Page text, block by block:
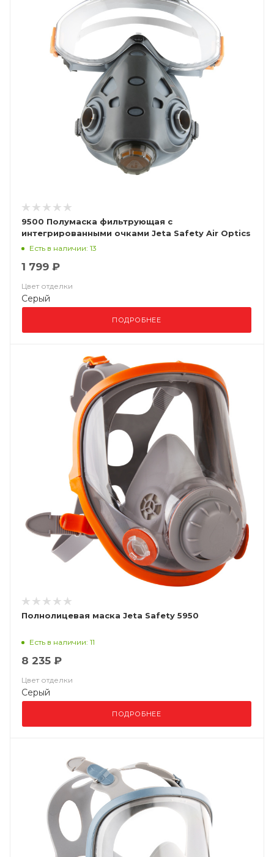
9500 Полумаска фильтрующая с
интегрированными очками Jeta Safety Air Optics
Есть в наличии: 13
1 799 ₽
Цвет отделки
Серый
ПОДРОБНЕЕ
Полнолицевая маска Jeta Safety 5950
Есть в наличии: 11
8 235 ₽
Цвет отделки
Серый
ПОДРОБНЕЕ